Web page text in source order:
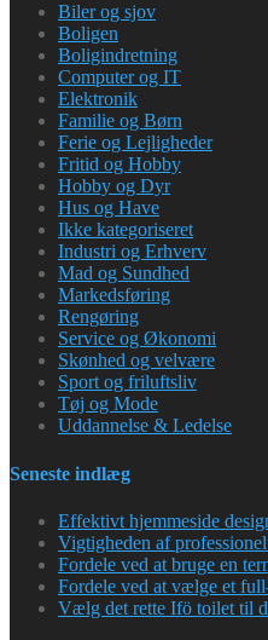
Biler og sjov
Boligen
Boligindretning
Computer og IT
Elektronik
Familie og Børn
Ferie og Lejligheder
Fritid og Hobby
Hobby og Dyr
Hus og Have
Ikke kategoriseret
Industri og Erhverv
Mad og Sundhed
Markedsføring
Rengøring
Service og Økonomi
Skønhed og velvære
Sport og friluftsliv
Tøj og Mode
Uddannelse & Ledelse
Seneste indlæg
Effektivt hjemmeside
Vigtigheden af
Fordele ved at bruge en
Fordele ved at vælge et
Vælg det rette Ifö toilet til